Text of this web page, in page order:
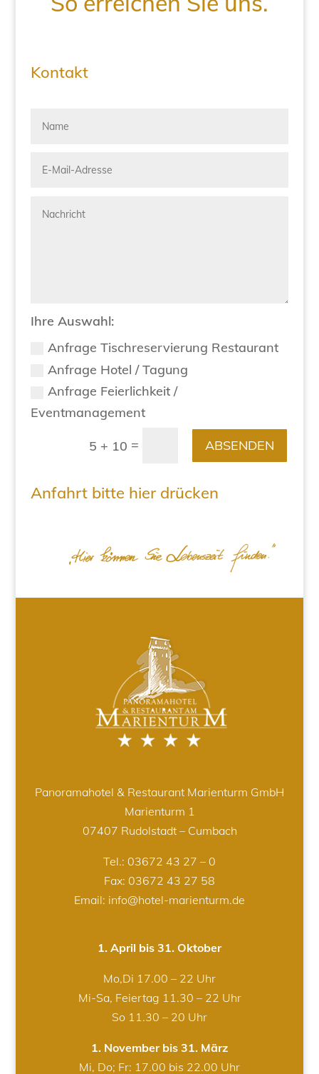
Kontakt
Ihre Auswahl:
Anfrage Tischreservierung Restaurant
Anfrage Hotel / Tagung
Anfrage Feierlichkeit /
Eventmanagement
5 + 10 = ABSENDEN
Anfahrt bitte hier drücken
Panoramahotel & Restaurant Marienturm GmbH
Marienturm 1
07407 Rudolstadt – Cumbach
Tel.: 03672 43 27 – 0
Fax: 03672 43 27 58
Email: info@hotel-marienturm.de
1. April bis 31. Oktober
Mo,Di 17.00 – 22 Uhr
Mi-Sa, Feiertag 11.30 – 22 Uhr
So 11.30 – 20 Uhr
1. November bis 31. März
Mi, Do; Fr: 17.00 bis 22.00 Uhr